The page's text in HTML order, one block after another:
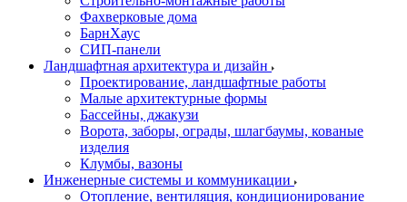
Фахверковые дома
БарнХаус
СИП-панели
Ландшафтная архитектура и дизайн
Проектирование, ландшафтные работы
Малые архитектурные формы
Бассейны, джакузи
Ворота, заборы, ограды, шлагбаумы, кованые
изделия
Клумбы, вазоны
Инженерные системы и коммуникации
Отопление, вентиляция, кондиционирование